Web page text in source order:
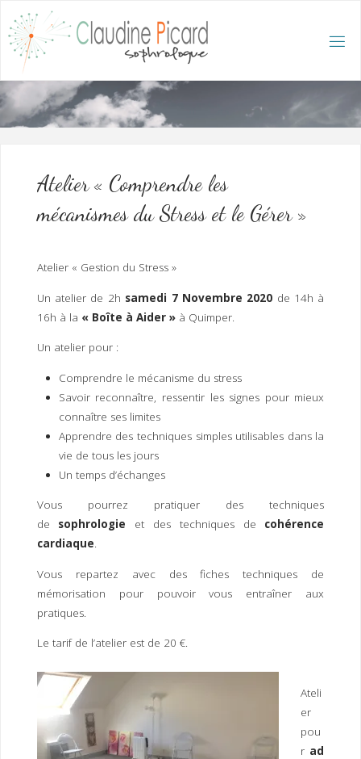
content
DIN
D :
PH
O
O
NO
HÉR
APE
Atelier « Comprendre les
mécanismes du Stress et le Gérer »
Atelier « Gestion du Stress »
Un atelier de 2h samedi 7 Novembre 2020 de 14h à
16h à la « Boîte à Aider »à Quimper.
Un atelier pour :
Comprendre le mécanisme du stress
Savoir reconnaître, ressentir les signes pour mieux
connaître ses limites
Apprendre des techniques simples utilisables dans la
vie de tous les jours
Un temps d’échanges
Vous pourrez pratiquer des techniques
de sophrologie et des techniques de cohérence
cardiaque.
Vous repartez avec des fiches techniques de
mémorisation pour pouvoir vous entraîner aux
pratiques.
Le tarif de l’atelier est de 20 €.
Ateli
er
pou
r ad